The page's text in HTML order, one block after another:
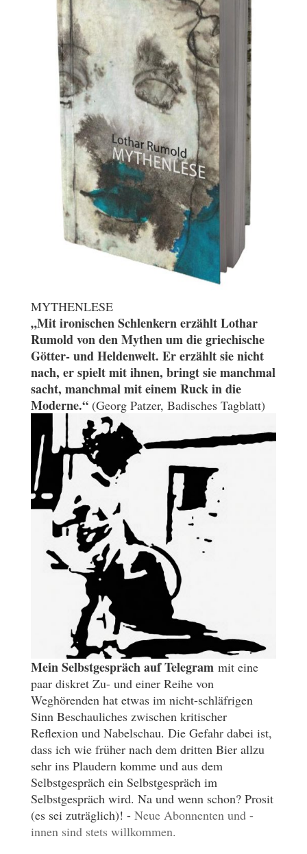
MYTHENLESE
„Mit ironischen Schlenkern erzählt Lothar
Rumold von den Mythen um die griechische
Götter- und Heldenwelt. Er erzählt sie nicht
nach, er spielt mit ihnen, bringt sie manchmal
sacht, manchmal mit einem Ruck in die
Moderne.“(Georg Patzer, Badisches Tagblatt)
Mein Selbstgespräch auf Telegrammit eine
paar diskret Zu- und einer Reihe von
Weghörenden hat etwas im nicht-schläfrigen
Sinn Beschauliches zwischen kritischer
Reflexion und Nabelschau. Die Gefahr dabei ist,
dass ich wie früher nach dem dritten Bier allzu
sehr ins Plaudern komme und aus dem
Selbstgespräch ein Selbstgespräch im
Selbstgespräch wird. Na und wenn schon? Prosit
(es sei zuträglich)! - Neue Abonnenten und -
innen sind stets willkommen.